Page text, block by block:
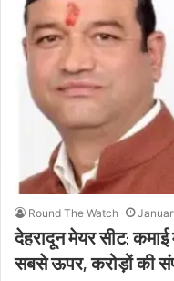
Round The Watch
देहरादून मेयर सीट:
सबसे ऊपर, करोड़ों की